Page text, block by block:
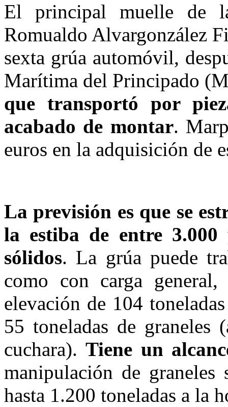
El principal muelle de
Romualdo Alvargonzález
sexta grúa automóvil,
Marítima del Principado
que transportó por
acabado de montar.
euros en la adquisición de
La previsión es que se
la estiba de entre 3.000
sólidos. La grúa puede
como con carga
elevación de 104
55 toneladas de graneles
cuchara).Tiene un
manipulación de
hasta 1.200 toneladas a la